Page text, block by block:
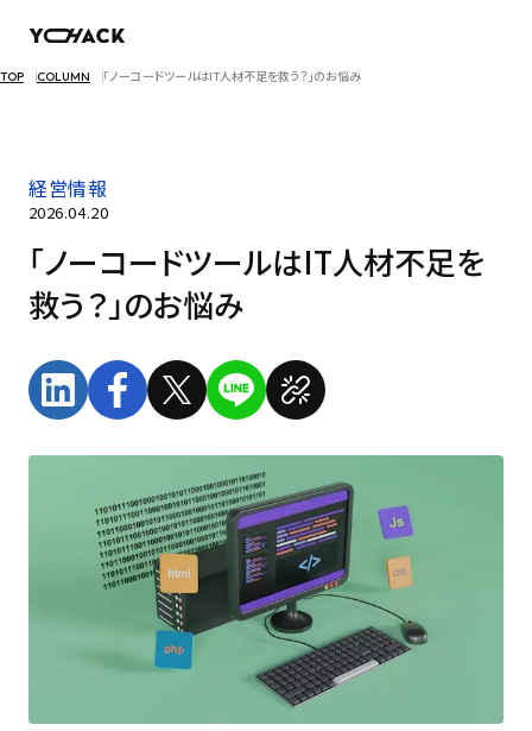
TOP COLUMN 「ノーコードツールはIT人材不足を救う？」のお悩み
経営情報
2026.04.20
「ノーコードツールはIT人材不足を
救う？」のお悩み